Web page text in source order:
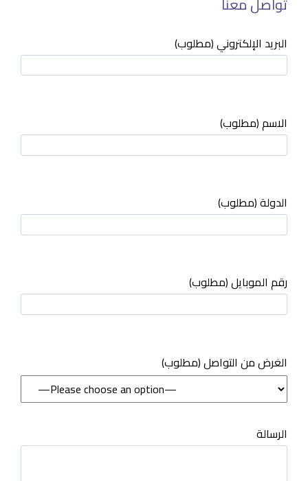
البريد الإلكتروني (مطلوب)
الاسم (مطلوب)
الدولة (مطلوب)
رقم الموبايل (مطلوب)
(مطلوب) الغرض من التواصل
الرسالة